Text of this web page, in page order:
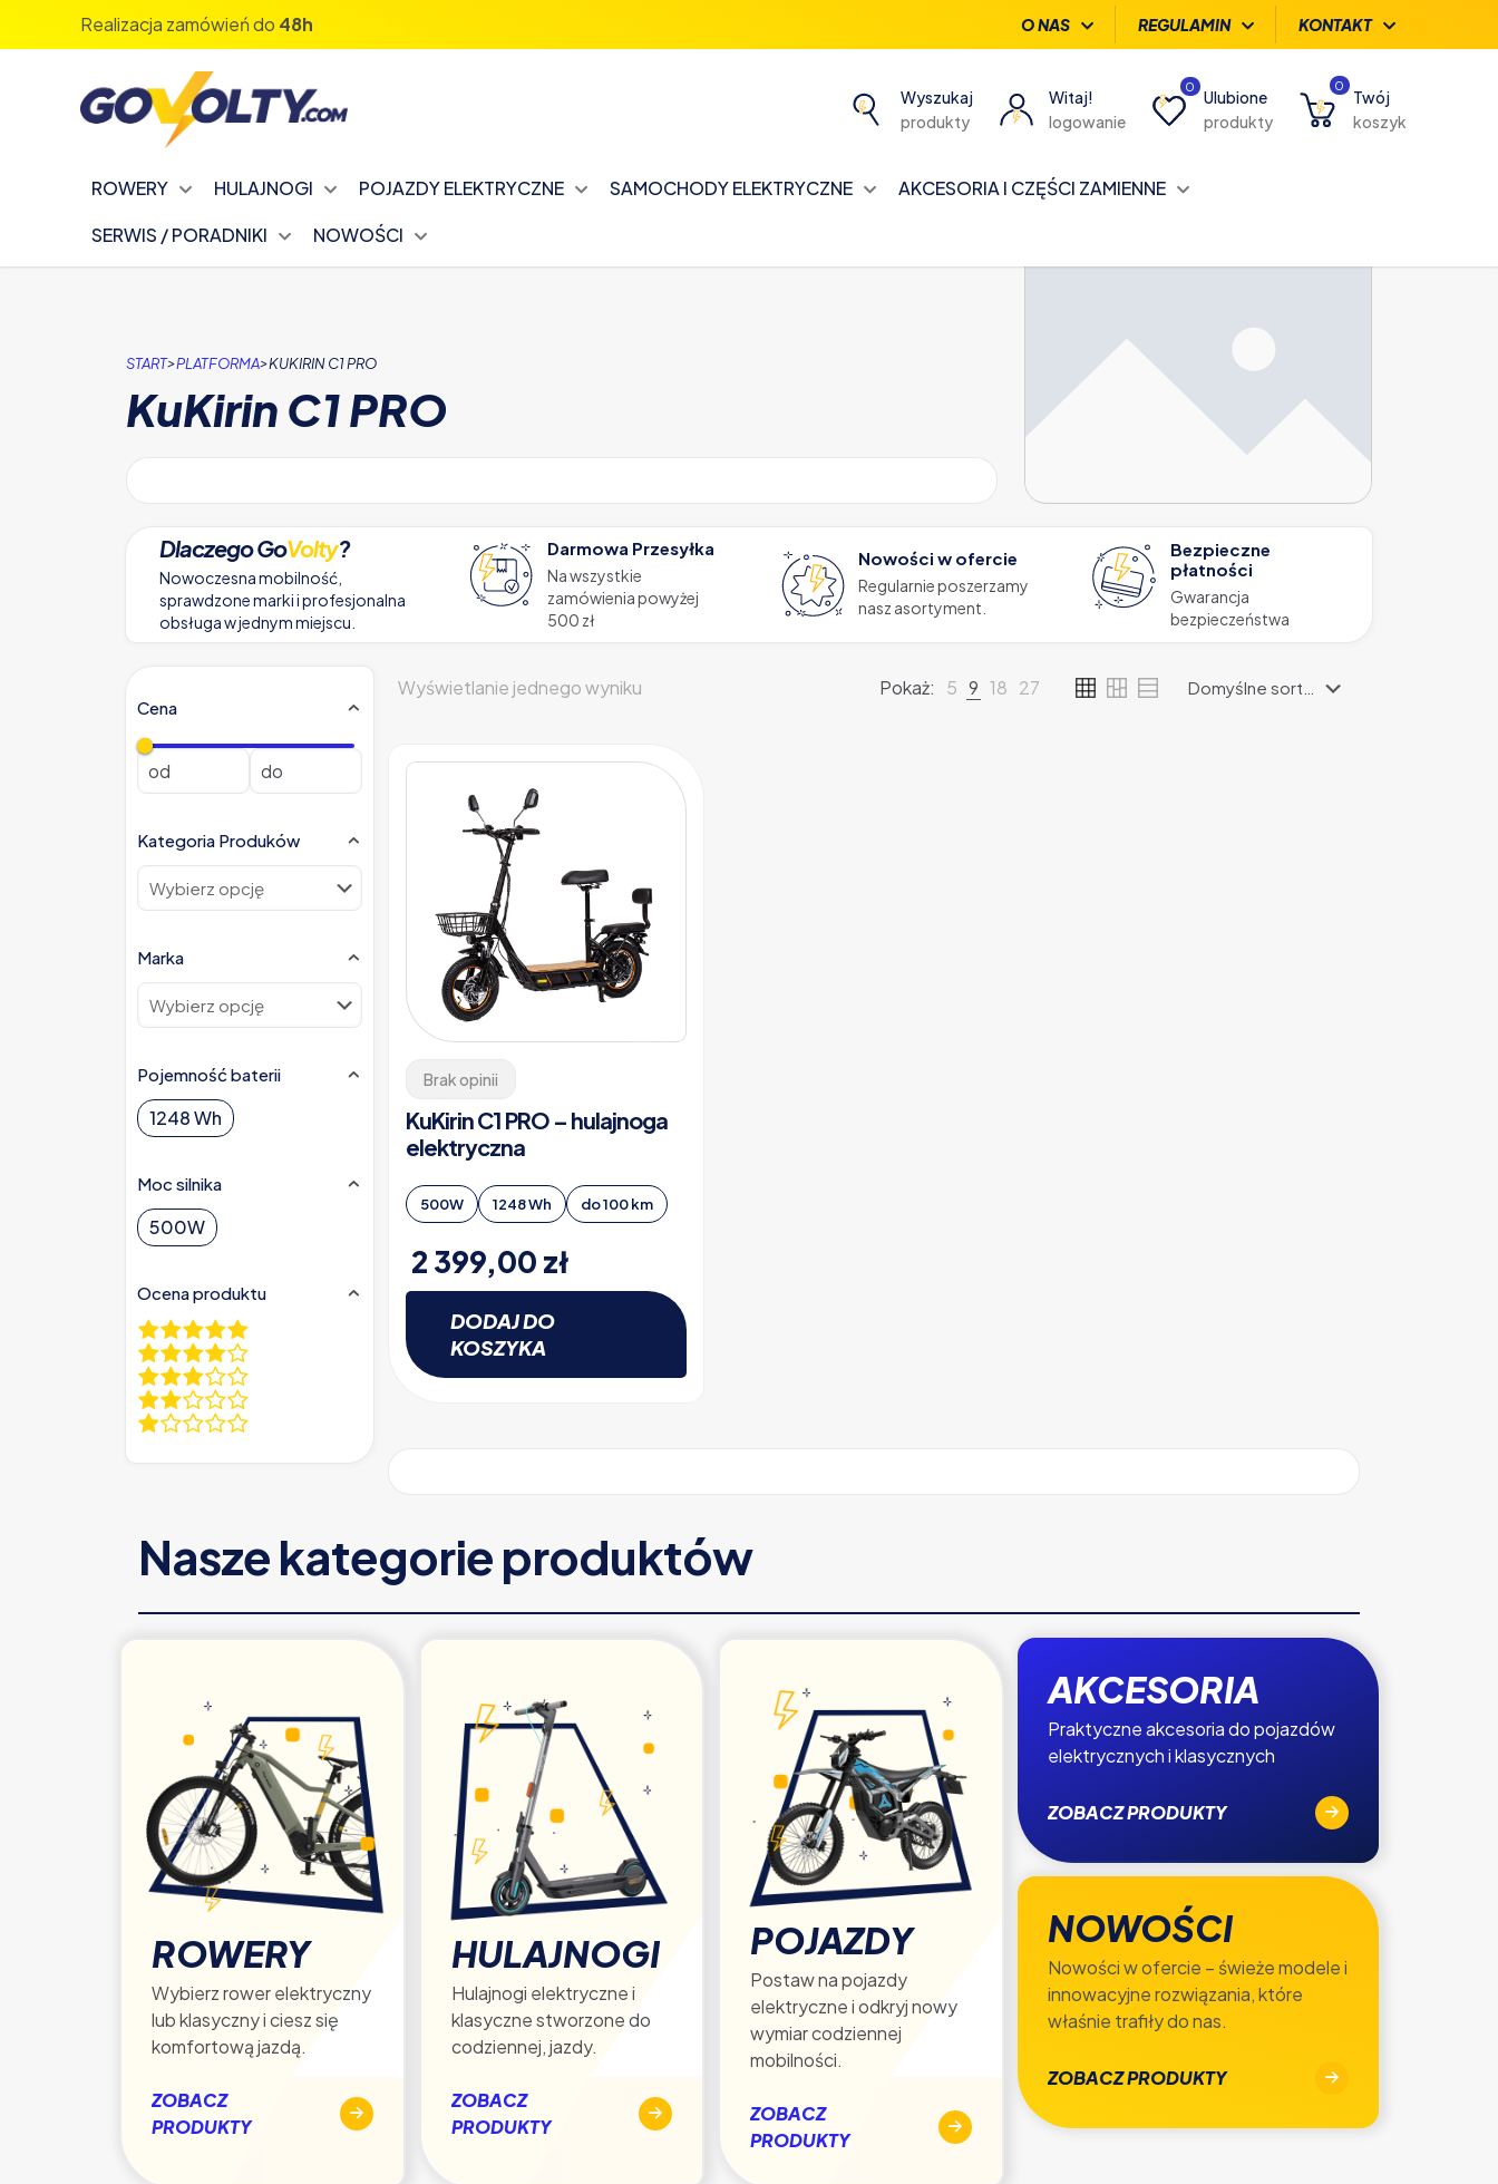
Realizacja zamówień do 48h O NAS REGULAMIN KONTAKT
Wyszukaj
produkty
Witaj!
logowanie
0
Ulubione
produkty
0
Twój
koszyk
ROWERY HULAJNOGI POJAZDY ELEKTRYCZNE SAMOCHODY ELEKTRYCZNE
AKCESORIA I CZĘŚCI ZAMIENNE
SERWIS / PORADNIKI
NOWOŚCI
START>PLATFORMA>KUKIRIN C1 PRO
KuKirin C1 PRO
Dlaczego GoVolty?
Nowoczesna mobilność,
sprawdzone marki i profesjonalna
obsługa w jednym miejscu.
Darmowa Przesyłka
Na wszystkie
zamówienia powyżej
500 zł
Nowości w ofercie
Regularnie poszerzamy
nasz asortyment.
Bezpieczne
płatności
Gwarancja
bezpieczeństwa
Cena
Kategoria Produków
Marka
Pojemność baterii
1248 Wh
Moc silnika
500W
Ocena produktu
Wyświetlanie jednego wyniku Pokaż: 5 9 18 27
Brak opinii
KuKirin C1 PRO – hulajnoga
elektryczna
500W 1248 Wh do 100 km
2 399,00 zł
DODAJ DO
KOSZYKA
Nasze kategorie produktów
ROWERY
Wybierz rower elektryczny
lub klasyczny i ciesz się
komfortową jazdą.
ZOBACZ
PRODUKTY
HULAJNOGI
Hulajnogi elektryczne i
klasyczne stworzone do
codziennej, jazdy.
ZOBACZ
PRODUKTY
POJAZDY
Postaw na pojazdy
elektryczne i odkryj nowy
wymiar codziennej
mobilności.
ZOBACZ
PRODUKTY
AKCESORIA
Praktyczne akcesoria do pojazdów
elektrycznych i klasycznych
ZOBACZ PRODUKTY
NOWOŚCI
Nowości w ofercie – świeże modele i
innowacyjne rozwiązania, które
właśnie trafiły do nas.
ZOBACZ PRODUKTY